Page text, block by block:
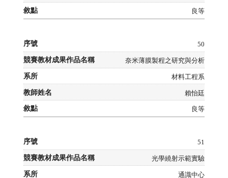
良等
50
奈米薄膜製程之研究與分析
材料工程系
賴怡廷
良等
51
光學繞射示範實驗
通識中心